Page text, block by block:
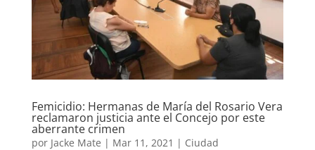
Femicidio: Hermanas de María del Rosario Vera
reclamaron justicia ante el Concejo por este
aberrante crimen
por Jacke Mate | Mar 11, 2021 | Ciudad